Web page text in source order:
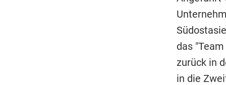
das
zurück in
in die